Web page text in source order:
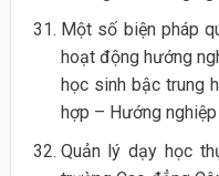
Một số biện pháp
hoạt động hướng
học sinh bậc trung
hợp – Hướng
Quản lý dạy học